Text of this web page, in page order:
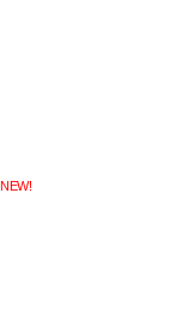
NEW!